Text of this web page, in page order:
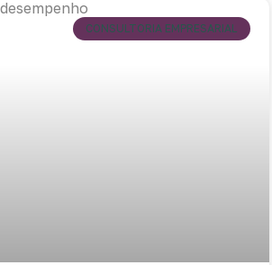
CONSULTORIA EMPRESARIAL